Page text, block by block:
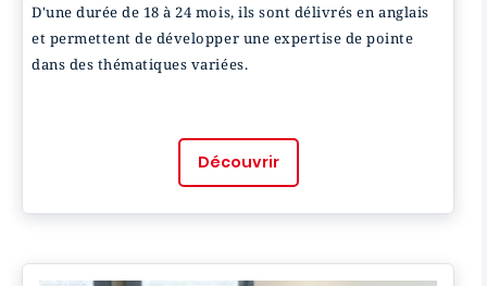
D'une durée de 18 à 24 mois, ils sont délivrés en anglais
et permettent de développer une expertise de pointe
dans des thématiques variées.
Découvrir